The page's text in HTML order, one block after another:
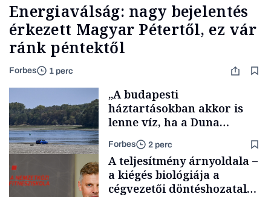
Energiaválság: nagy bejelentés
érkezett Magyar Pétertől, ez vár
ránk péntektől
Forbes 1 perc
„A budapesti
háztartásokban akkor is
lenne víz, ha a Duna
medrében már egy cseppet
se találnánk”
Forbes 2 perc
A teljesítmény árnyoldala –
a kiégés biológiája a
cégvezetői döntéshozatal